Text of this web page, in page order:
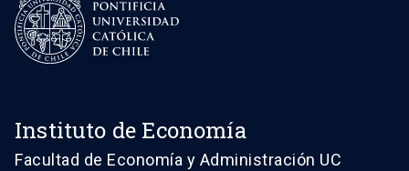
Instituto de Economía
Facultad de Economía y Administración UC